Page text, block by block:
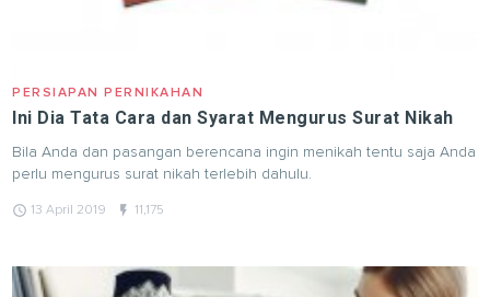
PERSIAPAN PERNIKAHAN
Ini Dia Tata Cara dan Syarat Mengurus Surat Nikah
Bila Anda dan pasangan berencana ingin menikah tentu saja Anda
perlu mengurus surat nikah terlebih dahulu.
query_builder 13 April 2019 flash_on 11,175